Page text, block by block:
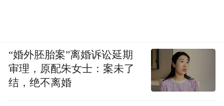
“婚外胚胎案”离婚诉讼延期
审理，原配朱女士：案未了
结，绝不离婚